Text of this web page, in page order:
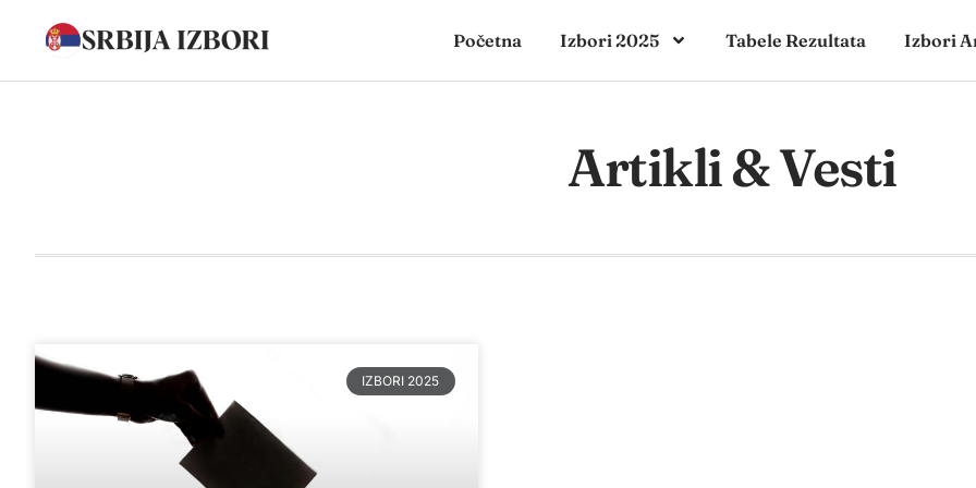
Početna Izbori 2025 Tabele Rezultata Izbori
Artikli & Vesti
IZBORI 2025